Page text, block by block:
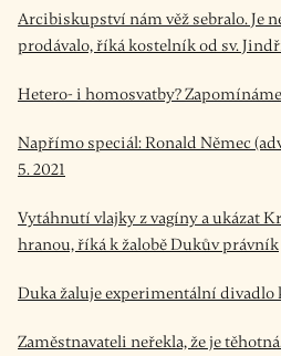
Arcibiskupství nám věž sebralo. Je
prodávalo, říká kostelník od sv.
Hetero- i homosvatby?
Napřímo speciál: Ronald Němec
5. 2021
Vytáhnutí vlajky z vagíny a ukázat
hranou, říká k žalobě Dukův právník
Duka žaluje experimentální
Zaměstnavateli neřekla, že je